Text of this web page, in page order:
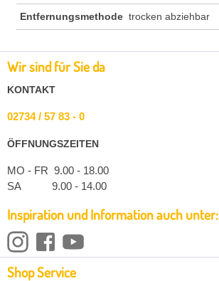
Entfernungsmethode trocken abziehbar
Wir sind für Sie da
KONTAKT
02734 / 57 83 - 0
ÖFFNUNGSZEITEN
MO - FR 9.00 - 18.00
SA 9.00 - 14.00
Inspiration und Information auch unter:
Shop Service